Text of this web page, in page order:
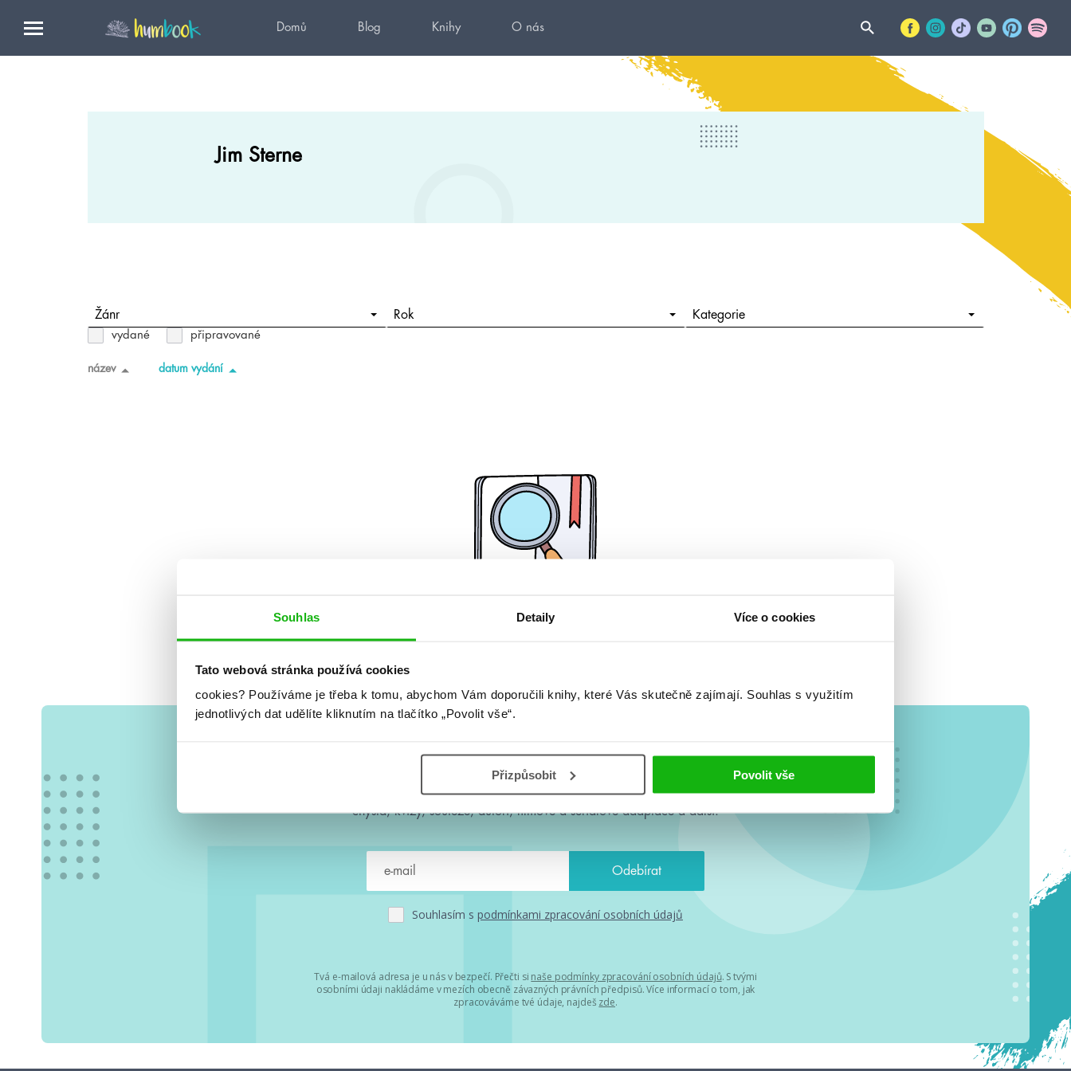
Souhlas Detaily Více o cookies
Tato webová stránka používá cookies
cookies? Používáme je třeba k tomu, abychom Vám doporučili knihy, které Vás skutečně zajímají. Souhlas s využitím
jednotlivých dat udělíte kliknutím na tlačítko „Povolit vše“.
Přizpůsobit Povolit vše
Domů Blog Knihy O nás
Jim Sterne
Žánr Rok Kategorie
vydané připravované
název datum vydání
#HumbookNews
Vše kolem #youngadult každý měsíc rovnou do mailu! Nové knihy, co se
chystá, kvízy, soutěže, autoři, filmové a seriálové adaptace a další.
Souhlasím s podmínkami zpracování osobních údajů
Tvá e-mailová adresa je u nás v bezpečí. Přečti si naše podmínky zpracování osobních údajů. S tvými
osobními údaji nakládáme v mezích obecně závazných právních předpisů. Více informací o tom, jak
zpracováváme tvé údaje, najdeš zde.